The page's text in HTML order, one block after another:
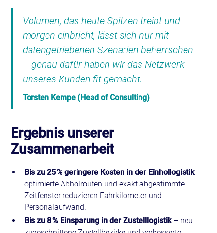
Volumen, das heute Spitzen treibt und
morgen einbricht, lässt sich nur mit
datengetriebenen Szenarien beherrschen
– genau dafür haben wir das Netzwerk
unseres Kunden fit gemacht.
Torsten Kempe (Head of Consulting)
Ergebnis unserer
Zusammenarbeit
Bis zu 25 % geringere Kosten in der Einhollogistik–
optimierte Abholrouten und exakt abgestimmte
Zeitfenster reduzieren Fahrkilometer und
Personalaufwand.
Bis zu 8 % Einsparung in der Zustelllogistik– neu